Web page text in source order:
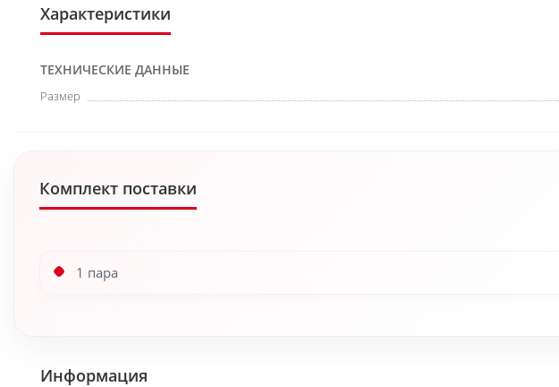
Характеристики
ТЕХНИЧЕСКИЕ ДАННЫЕ
Размер
Комплект поставки
1 пара
Информация